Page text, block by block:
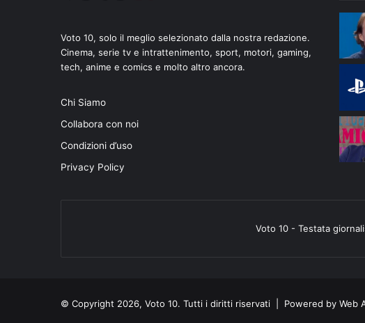
Voto 10, solo il meglio selezionato dalla nostra redazione.
Cinema, serie tv e intrattenimento, sport, motori, gaming,
tech, anime e comics e molto altro ancora.
Chi Siamo
Collabora con noi
Condizioni d’uso
Privacy Policy
Voto 10 - Testata
© Copyright 2026, Voto 10. Tutti i diritti riservati | Powered by Web